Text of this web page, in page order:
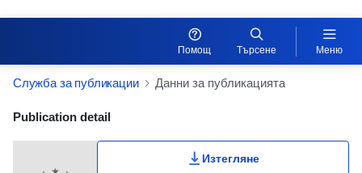
Помощ Търсене Меню
Служба за публикации Данни за публикацията
Publication Detail Actions Portlet
Publication detail
Изтегляне